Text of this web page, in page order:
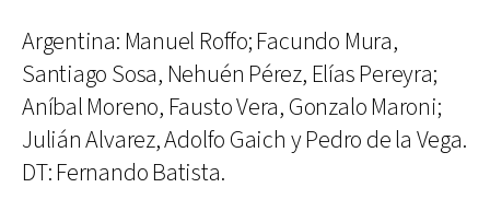
Argentina: Manuel Roffo; Facundo Mura,
Santiago Sosa, Nehuén Pérez, Elías Pereyra;
Aníbal Moreno, Fausto Vera, Gonzalo Maroni;
Julián Alvarez, Adolfo Gaich y Pedro de la Vega.
DT: Fernando Batista.